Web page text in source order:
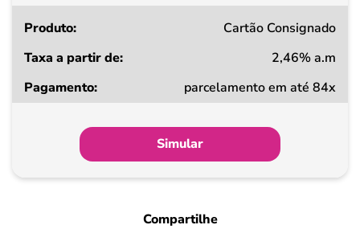
Cartão Consignado
2,46% a.m
parcelamento em até 84x
Simular
Compartilhe